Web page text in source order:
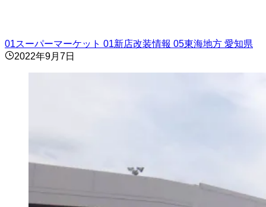
01スーパーマーケット 01新店改装情報 05東海地方 愛知県
2022年9月7日